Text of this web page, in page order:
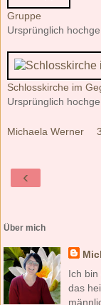
Gruppe
Ursprünglich
Schlosskirche im
Ursprünglich
Michaela Werner
‹
Über mich
Ich
das